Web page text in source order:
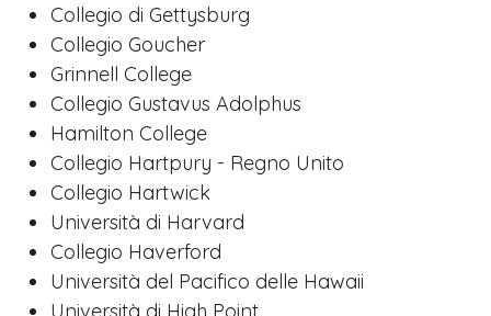
Collegio di Gettysburg
Collegio Goucher
Grinnell College
Collegio Gustavus Adolphus
Hamilton College
Collegio Hartpury - Regno Unito
Collegio Hartwick
Università di Harvard
Collegio Haverford
Università del Pacifico delle Hawaii
Università di High Point